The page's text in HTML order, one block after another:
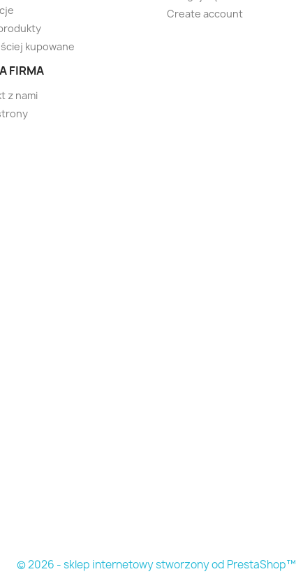
kupowane
FIRMA
z nami
Create account
© 2026 - sklep internetowy stworzony od PrestaShop™